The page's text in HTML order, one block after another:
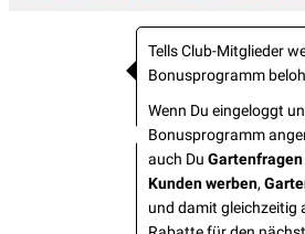
Tells Club-Mitglieder
Bonusprogramm
Wenn Du eingeloggt
Bonusprogramm
auch Du
Kunden werben,
und damit gleichzeitig